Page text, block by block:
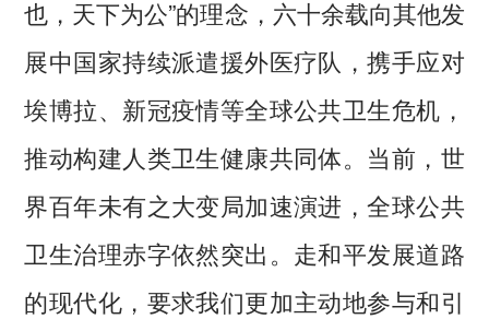
也，天下为公”的理念，六十余载向其他发
展中国家持续派遣援外医疗队，携手应对
埃博拉、新冠疫情等全球公共卫生危机，
推动构建人类卫生健康共同体。当前，世
界百年未有之大变局加速演进，全球公共
卫生治理赤字依然突出。走和平发展道路
的现代化，要求我们更加主动地参与和引